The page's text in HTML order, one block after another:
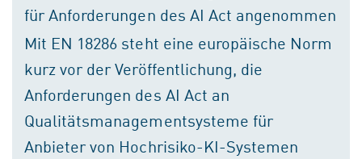
für Anforderungen des AI Act angenommen
Mit EN 18286 steht eine europäische Norm
kurz vor der Veröffentlichung, die
Anforderungen des AI Act an
Qualitätsmanagementsysteme für
Anbieter von Hochrisiko-KI-Systemen